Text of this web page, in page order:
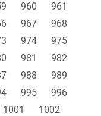
960
961
967
968
974
975
981
982
988
989
995
996
1001
1002